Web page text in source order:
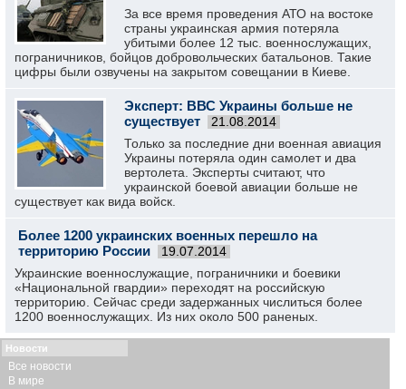
За все время проведения АТО на востоке
страны украинская армия потеряла
убитыми более 12 тыс. военнослужащих,
пограничников, бойцов добровольческих батальонов. Такие
цифры были озвучены на закрытом совещании в Киеве.
Эксперт: ВВС Украины больше не
существует
21.08.2014
Только за последние дни военная авиация
Украины потеряла один самолет и два
вертолета. Эксперты считают, что
украинской боевой авиации больше не
существует как вида войск.
Более 1200 украинских военных перешло на
территорию России
19.07.2014
Украинские военнослужащие, пограничники и боевики
«Национальной гвардии» переходят на российскую
территорию. Сейчас среди задержанных числиться более
1200 военнослужащих. Из них около 500 раненых.
Новости
Все новости
В мире